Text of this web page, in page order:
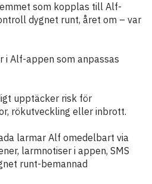
som kopplas till Alf-
dygnet runt, året om – var
i Alf-appen som anpassas
upptäcker risk för
rökutveckling eller inbrott.
larmar Alf omedelbart via
larmnotiser i appen, SMS
runt-bemannad